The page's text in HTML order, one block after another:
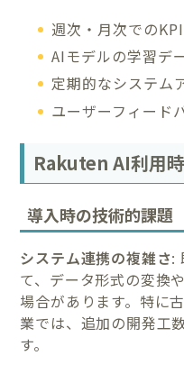
週次・月次での
AIモデルの学習デ
定期的なシステム
ユーザーフィード
Rakuten AI利用
導入時の技術的課題
システム連携の複雑さ:
て、データ形式の変換
場合があります。特に
業では、追加の開発工
す。